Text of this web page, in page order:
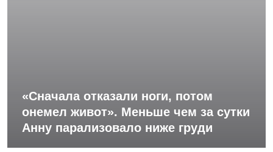
«Сначала отказали ноги, потом
онемел живот». Меньше чем за сутки
Анну парализовало ниже груди